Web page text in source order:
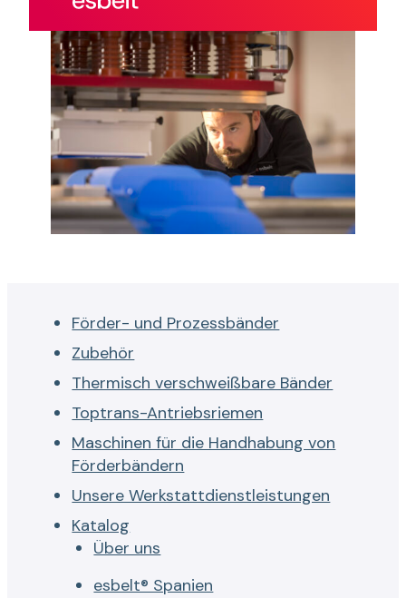
Förder- und Prozessbänder
Zubehör
Thermisch verschweißbare Bänder
Toptrans-Antriebsriemen
Maschinen für die Handhabung von
Förderbändern
Unsere Werkstattdienstleistungen
Katalog
Über uns
esbelt® Spanien